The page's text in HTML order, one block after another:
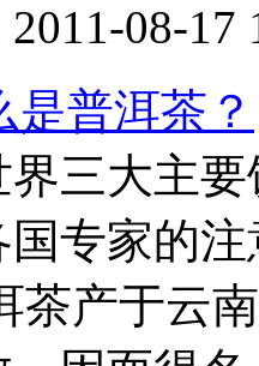
08-
是普洱茶？
三大主
专家的
茶产于云